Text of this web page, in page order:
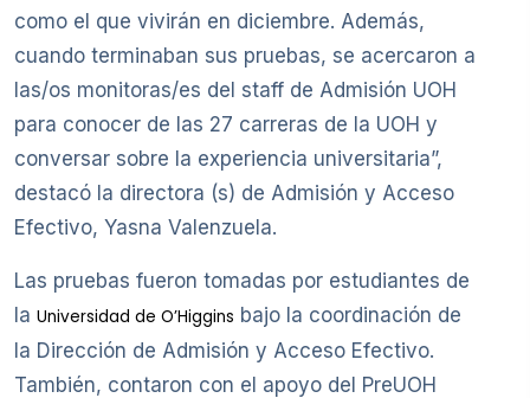
como el que vivirán en diciembre. Además,
cuando terminaban sus pruebas, se acercaron a
las/os monitoras/es del staff de Admisión UOH
para conocer de las 27 carreras de la UOH y
conversar sobre la experiencia universitaria”,
destacó la directora (s) de Admisión y Acceso
Efectivo, Yasna Valenzuela.
Las pruebas fueron tomadas por estudiantes de
la Universidad de O’Higgins bajo la coordinación de
la Dirección de Admisión y Acceso Efectivo.
También, contaron con el apoyo del PreUOH